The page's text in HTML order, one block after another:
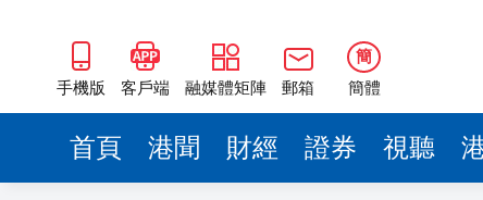
手機版 客戶端 融媒體矩陣 郵箱
簡
簡體
首頁 港聞 財經 證券 視聽